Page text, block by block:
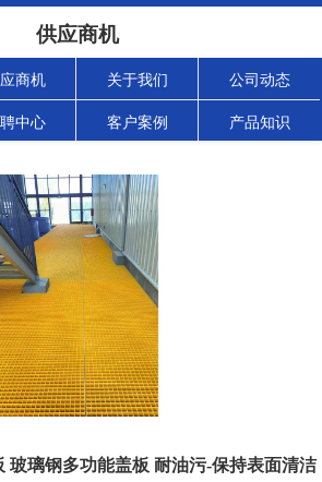
供应商机
商机 关于我们 公司动态
中心 客户案例 产品知识
玻璃钢多功能盖板 耐油污-保持表面清洁